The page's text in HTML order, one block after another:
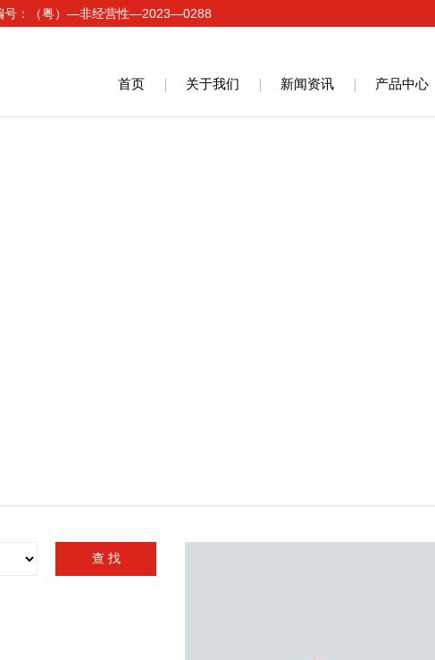
号：（粤）—非经营性—2023—0288
首页 关于我们 新闻资讯 产品中心